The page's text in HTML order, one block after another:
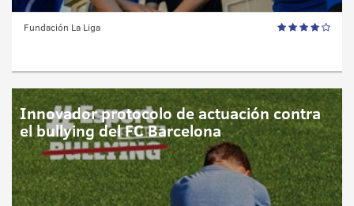
Fundación La Liga
Innovador protocolo de actuación contra
el bullying del FC Barcelona